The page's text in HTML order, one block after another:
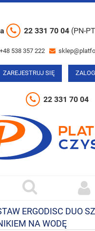
22 331 70 04 (PN-
538 357 222
ZAREJESTRUJ SIĘ
22 331 70 04
ERGODISC DUO
NA WODĘ